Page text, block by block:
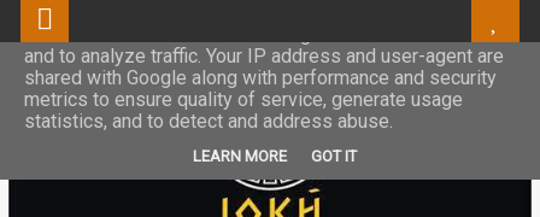
This site uses cookies from Google to deliver its services
and to analyze traffic. Your IP address and user-agent are
shared with Google along with performance and security
metrics to ensure quality of service, generate usage
statistics, and to detect and address abuse.
LEARN MORE GOT IT